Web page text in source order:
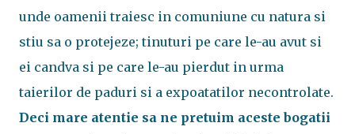
unde oamenii traiesc in comuniune cu natura si
stiu sa o protejeze; tinuturi pe care le-au avut si
ei candva si pe care le-au pierdut in urma
taierilor de paduri si a expoatatilor necontrolate.
Deci mare atentie sa ne pretuim aceste bogatii